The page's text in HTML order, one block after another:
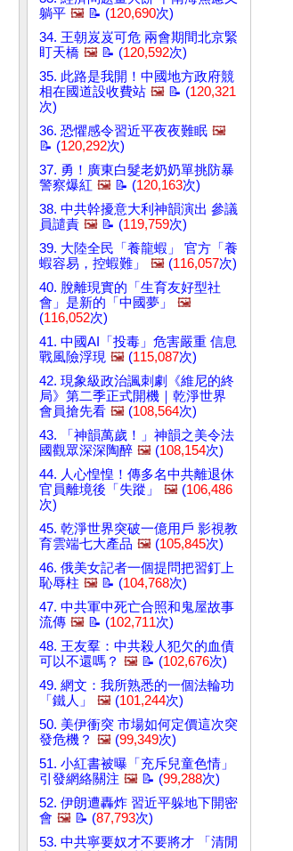
躺平 🖼️ 📝 (120,690次)
34. 王朝岌岌可危 兩會期間北京緊
盯天橋 🖼️ 📝 (120,592次)
35. 此路是我開！中國地方政府競
相在國道設收費站 🖼️ 📝 (120,321
次)
36. 恐懼感令習近平夜夜難眠 🖼️
📝 (120,292次)
37. 勇！廣東白髮老奶奶單挑防暴
警察爆紅 🖼️ 📝 (120,163次)
38. 中共幹擾意大利神韻演出 參議
員譴責 🖼️ 📝 (119,759次)
39. 大陸全民「養龍蝦」 官方「養
蝦容易，控蝦難」
🖼️ (116,057次)
40. 脫離現實的「生育友好型社
會」是新的「中國夢」
🖼️
(116,052次)
41. 中國AI「投毒」危害嚴重 信息
戰風險浮現 🖼️ (115,087次)
42. 現象級政治諷刺劇《維尼的終
局》第二季正式開機｜乾淨世界
會員搶先看 🖼️ (108,564次)
43. 「神韻萬歲！」神韻之美令法
國觀眾深深陶醉 🖼️ (108,154次)
44. 人心惶惶！傳多名中共離退休
官員離境後「失蹤」
🖼️ (106,486
次)
45. 乾淨世界突破一億用戶 影視教
育雲端七大產品 🖼️ (105,845次)
46. 俄美女記者一個提問把習釘上
恥辱柱 🖼️ 📝 (104,768次)
47. 中共軍中死亡合照和鬼屋故事
流傳 🖼️ 📝 (102,711次)
48. 王友羣：中共殺人犯欠的血債
可以不還嗎？ 🖼️ 📝 (102,676次)
49. 網文：我所熟悉的一個法輪功
「鐵人」
🖼️ (101,244次)
50. 美伊衝突 市場如何定價這次突
發危機？ 🖼️ (99,349次)
51. 小紅書被曝「充斥兒童色情」
引發網絡關注 🖼️ 📝 (99,288次)
52. 伊朗遭轟炸 習近平躲地下開密
會 🖼️ 📝 (87,793次)
53. 中共寧要奴才不要將才 「清閒